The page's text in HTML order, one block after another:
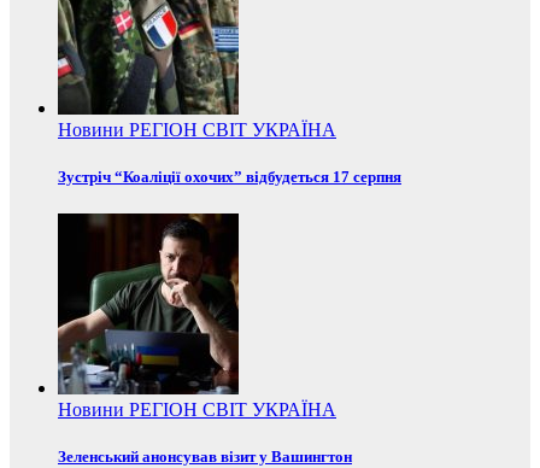
Новини РЕГІОН СВІТ УКРАЇНА
Зустріч “Коаліції охочих” відбудеться 17 серпня
Новини РЕГІОН СВІТ УКРАЇНА
Зеленський анонсував візит у Вашингтон